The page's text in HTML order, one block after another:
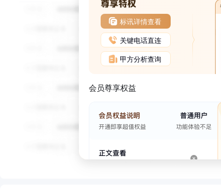
标讯详情查看
关键电话直连
甲方分析查询
会员尊享权益